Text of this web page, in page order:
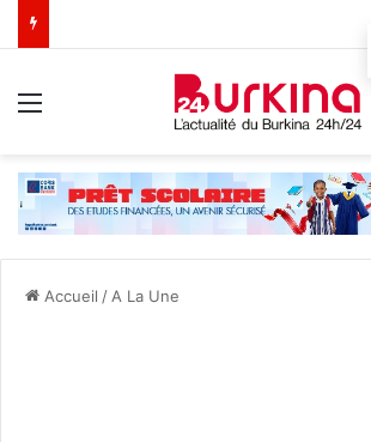
Accueil / A La Une